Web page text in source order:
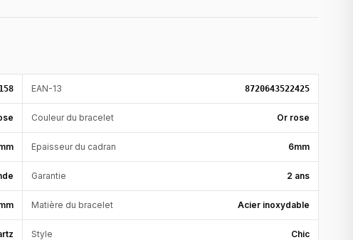
EAN-13 8720643522425
Couleur du bracelet Or rose
Epaisseur du cadran 6mm
Garantie 2 ans
Matière du bracelet Acier inoxydable
Style Chic